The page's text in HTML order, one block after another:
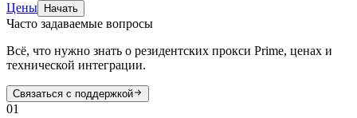
Цены Начать
Часто задаваемые вопросы
Всё, что нужно знать о резидентских прокси Prime, ценах и
технической интеграции.
Связаться с поддержкой
01